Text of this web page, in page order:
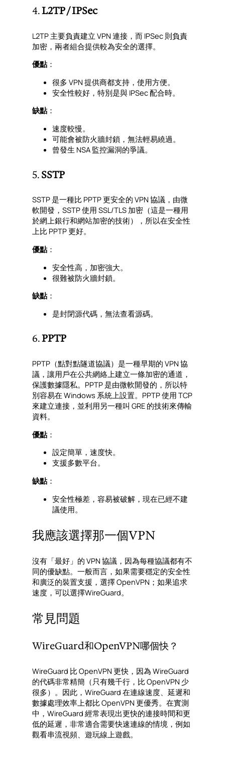
4.L2TP / IPSec
L2TP 主要負責建立 VPN 連接，而 IPSec 則負責
加密，兩者組合提供較為安全的選擇。
優點 ：
很多 VPN 提供商都支持，使用方便。
安全性較好，特別是與 IPSec 配合時。
缺點 ：
速度較慢。
可能會被防火牆封鎖，無法輕易繞過。
曾發生 NSA 監控漏洞的爭議。
5.SSTP
SSTP 是一種比 PPTP 更安全的 VPN 協議，由微
軟開發，SSTP 使用 SSL/TLS 加密（這是一種用
於網上銀行和網站加密的技術），所以在安全性
上比 PPTP 更好。
優點 ：
安全性高，加密強大。
很難被防火牆封鎖。
缺點 ：
是封閉源代碼，無法查看源碼。
6.PPTP
PPTP（點對點隧道協議）是一種早期的 VPN 協
議，讓用戶在公共網絡上建立一條加密的通道，
保護數據隱私。PPTP 是由微軟開發的，所以特
別容易在 Windows 系統上設置。PPTP 使用 TCP
來建立連接，並利用另一種叫 GRE 的技術來傳輸
資料。
優點 ：
設定簡單，速度快。
支援多數平台。
缺點 ：
安全性極差，容易被破解，現在已經不建
議使用。
我應該選擇那一個VPN
沒有「最好」的 VPN 協議，因為每種協議都有不
同的優缺點。一般而言，如果需要穩定的安全性
和廣泛的裝置支援，選擇 OpenVPN；如果追求
速度，可以選擇WireGuard。
常見問題
WireGuard和OpenVPN哪個快？
WireGuard 比 OpenVPN 更快，因為 WireGuard
的代碼非常精簡（只有幾千行，比 OpenVPN 少
很多）。因此，WireGuard 在連線速度、延遲和
數據處理效率上都比 OpenVPN 更優秀。在實測
中，WireGuard 經常表現出更快的連接時間和更
低的延遲，非常適合需要快速連線的情境，例如
觀看串流視頻、遊玩線上遊戲。